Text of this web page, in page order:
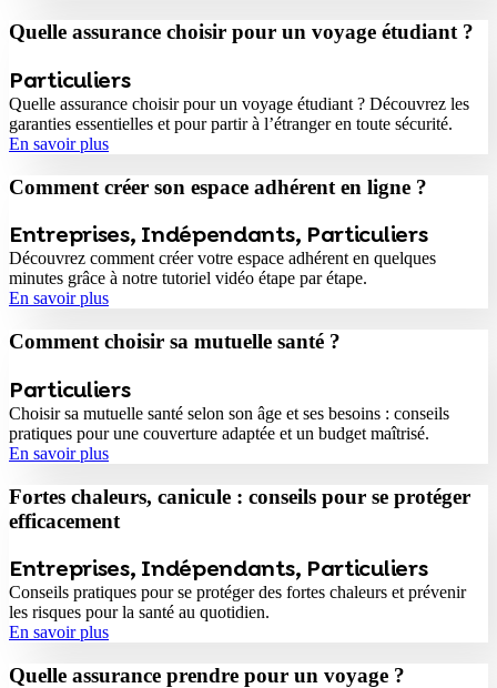
Quelle assurance choisir pour un voyage étudiant ?
Particuliers
Quelle assurance choisir pour un voyage étudiant ? Découvrez les
garanties essentielles et pour partir à l’étranger en toute sécurité.
En savoir plus
Comment créer son espace adhérent en ligne ?
Entreprises, Indépendants, Particuliers
Découvrez comment créer votre espace adhérent en quelques
minutes grâce à notre tutoriel vidéo étape par étape.
En savoir plus
Comment choisir sa mutuelle santé ?
Particuliers
Choisir sa mutuelle santé selon son âge et ses besoins : conseils
pratiques pour une couverture adaptée et un budget maîtrisé.
En savoir plus
Fortes chaleurs, canicule : conseils pour se protéger
efficacement
Entreprises, Indépendants, Particuliers
Conseils pratiques pour se protéger des fortes chaleurs et prévenir
les risques pour la santé au quotidien.
En savoir plus
Quelle assurance prendre pour un voyage ?